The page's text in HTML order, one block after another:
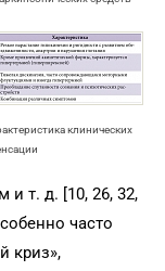
клинических
т. д. [10, 26, 32,
часто
криз»,